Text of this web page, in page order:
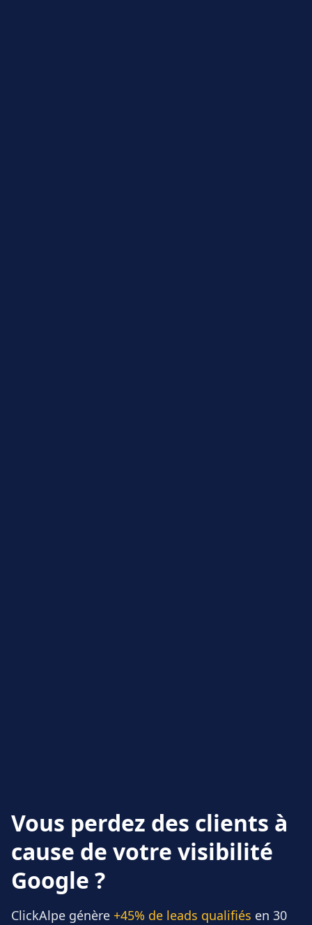
Vous perdez des clients à
cause de votre visibilité
Google ?
ClickAlpe génère +45% de leads qualifiés en 30